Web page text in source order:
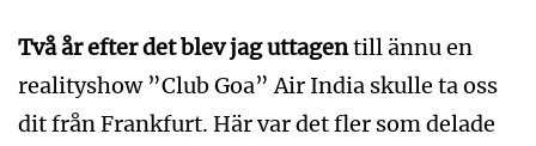
Två år efter det blev jag uttagentill ännu en
realityshow ”Club Goa” Air India skulle ta oss
dit från Frankfurt. Här var det fler som delade